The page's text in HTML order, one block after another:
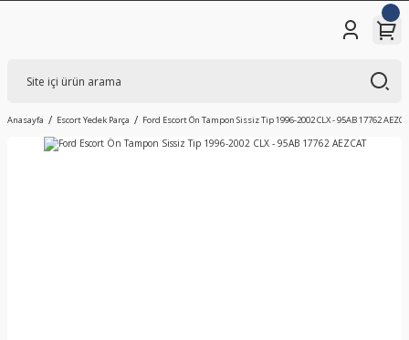
Anasayfa Escort Yedek Parça Ford Escort Ön Tampon Sissiz Tip 1996-2002 CLX - 95AB 17762